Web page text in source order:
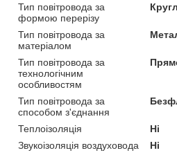
Тип повітровода за
формою перерізу
Тип повітровода за
матеріалом
Тип повітровода за
технологічним
особливостям
Тип повітровода за
способом з'єднання
Теплоізоляція
Ні
Звукоізоляція воздуховода
Ні